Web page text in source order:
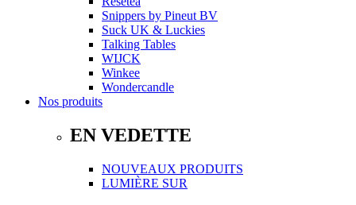
Snippers by Pineut BV
Suck UK & Luckies
Talking Tables
WIJCK
Winkee
Wondercandle
Nos produits
EN VEDETTE
NOUVEAUX PRODUITS
LUMIÈRE SUR